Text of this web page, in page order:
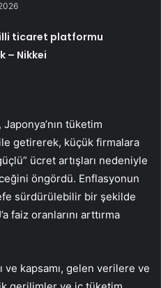
ticaret platformu
– Nikkei
tüketim
getirerek, küçük firmalara
ücret artışları nedeniyle
öngördü. Enflasyonun
sürdürülebilir bir şekilde
faiz oranlarını arttırma
ve kapsamı, gelen verilere ve